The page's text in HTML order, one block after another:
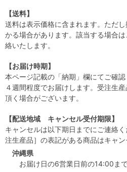
【送料】
送料は表示価格に含まれます。ただ
かる場合があります。該当する場合
絡いたします。
【お届け時期】
本ページ記載の「納期」欄にてご確
４週間程度でお届けします。受注生
頂く場合がございます。
【配送地域 キャンセル受付期限】
キャンセルは以下期日までにご連絡
注生産品］の表記がある商品はキャン
沖縄県
お届け日の6営業日前の14:00ま